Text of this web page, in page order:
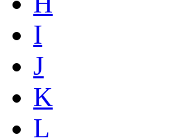
I
J
K
L